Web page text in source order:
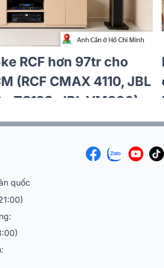
RCF hơn 97tr cho
(RCF CMAX 4110, JBL
TS12S, JBL VM300)
quốc